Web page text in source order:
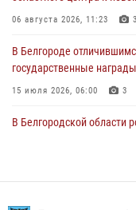
Офицеры Росгвардии и
05 августа 2026, 17:12
06 августа 2026, 11:23 3
В Белгороде
государственные награды
15 июля 2026, 06:00 3
В Белгородской области